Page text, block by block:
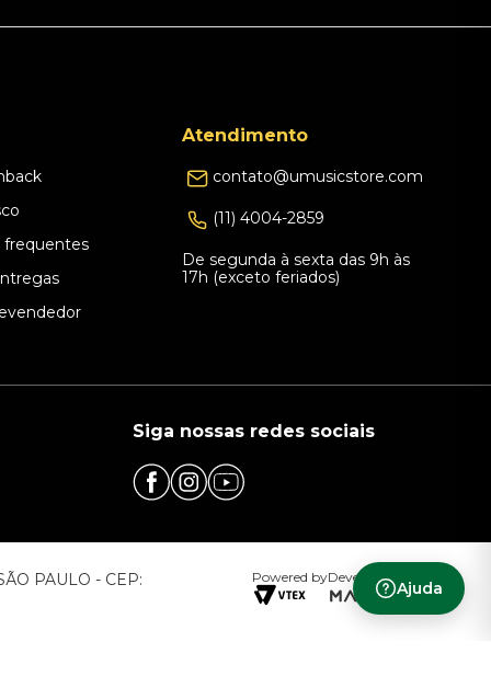
Ajuda
frequentes
Atendimento
contato@umusicstore.com
(11) 4004-2859
De segunda à sexta das 9h às
17h (exceto feriados)
Siga nossas redes sociais
PAULO - CEP:
Powered byDeveloped by